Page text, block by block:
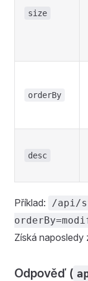
size
orderBy
desc
Příklad:
/api/
Získá naposledy
Odpověď (